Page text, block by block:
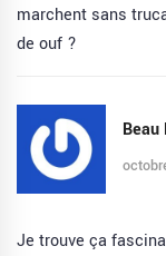
marchent sans
de ouf ?
Beau
Je trouve ça